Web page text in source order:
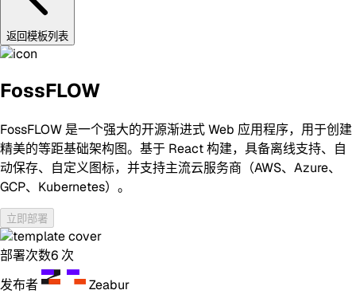
返回模板列表
FossFLOW
FossFLOW 是一个强大的开源渐进式 Web 应用程序，用于创建
精美的等距基础架构图。基于 React 构建，具备离线支持、自
动保存、自定义图标，并支持主流云服务商（AWS、Azure、
GCP、Kubernetes）。
立即部署
部署次数6 次
发布者
Zeabur